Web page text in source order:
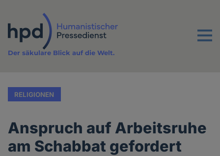
Inhalt
Menu
Der säkulare Blick auf die Welt.
RELIGIONEN
Anspruch auf Arbeitsruhe
am Schabbat gefordert